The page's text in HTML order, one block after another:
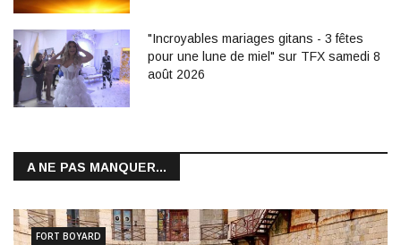
"Incroyables mariages gitans - 3 fêtes
pour une lune de miel" sur TFX samedi 8
août 2026
A NE PAS MANQUER...
FORT BOYARD